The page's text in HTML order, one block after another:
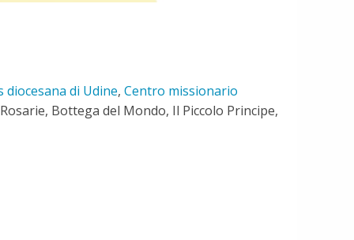
diocesana di Udine, Centro missionario
Bottega del Mondo, Il Piccolo Principe,